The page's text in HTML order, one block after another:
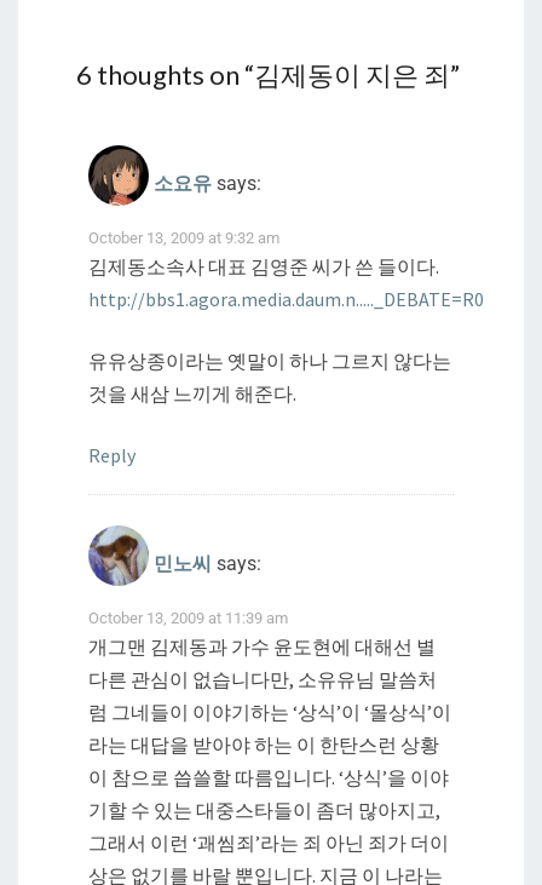
6 thoughts on “김제동이 지은 죄”
소요유 says:
October 13, 2009 at 9:32 am
김제동소속사 대표 김영준 씨가 쓴 들이다.
http://bbs1.agora.media.daum.n....._DEBATE=R0
유유상종이라는 옛말이 하나 그르지 않다는
것을 새삼 느끼게 해준다.
Reply
민노씨 says:
October 13, 2009 at 11:39 am
개그맨 김제동과 가수 윤도현에 대해선 별
다른 관심이 없습니다만, 소유유님 말씀처
럼 그네들이 이야기하는 ‘상식’이 ‘몰상식’이
라는 대답을 받아야 하는 이 한탄스런 상황
이 참으로 씁쓸할 따름입니다. ‘상식’을 이야
기할 수 있는 대중스타들이 좀더 많아지고,
그래서 이런 ‘괘씸죄’라는 죄 아닌 죄가 더이
상은 없기를 바랄 뿐입니다. 지금 이 나라는